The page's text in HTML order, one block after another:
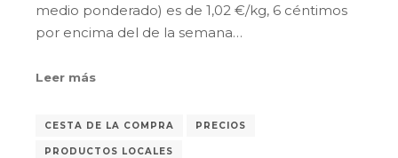
medio ponderado) es de 1,02 €/kg, 6 céntimos
por encima del de la semana…
Leer más
CESTA DE LA COMPRA PRECIOS
PRODUCTOS LOCALES